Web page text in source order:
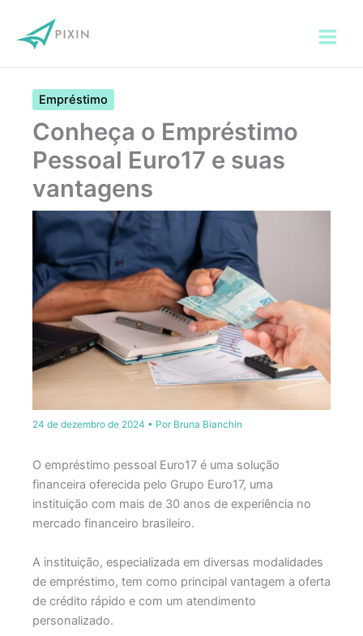
para
Empréstimo
Conheça o Empréstimo
Pessoal Euro17 e suas
vantagens
24 de dezembro de 2024 • Por Bruna Bianchin
O empréstimo pessoal Euro17 é uma solução
financeira oferecida pelo Grupo Euro17, uma
instituição com mais de 30 anos de experiência no
mercado financeiro brasileiro.
A instituição, especializada em diversas modalidades
de empréstimo, tem como principal vantagem a oferta
de crédito rápido e com um atendimento
personalizado.